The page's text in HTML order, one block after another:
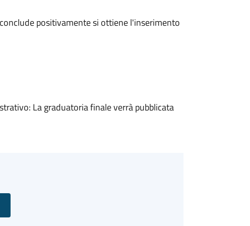
positivamente si ottiene l'inserimento
La graduatoria finale verrà pubblicata